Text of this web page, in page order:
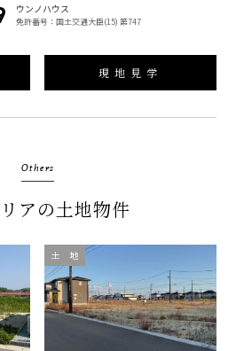
ウンノハウス
免許番号：国土交通大臣(15) 第747
現地見学
Others
アの土地物件
土 地